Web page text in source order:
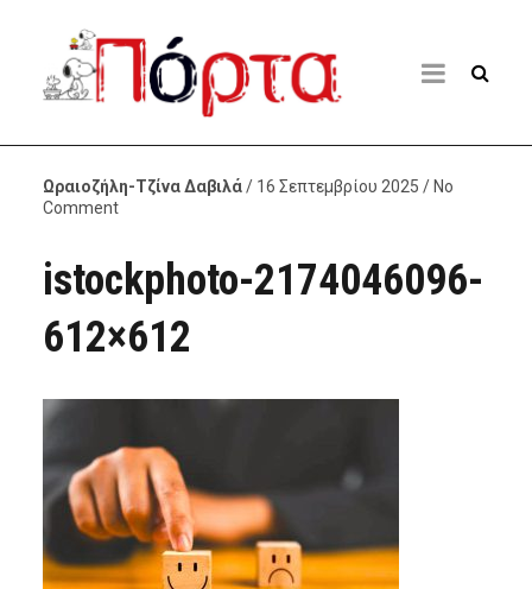
Ωραιοζήλη-Τζίνα Δαβιλά/ 16 Σεπτεμβρίου 2025 / No
Comment
istockphoto-2174046096-
612×612